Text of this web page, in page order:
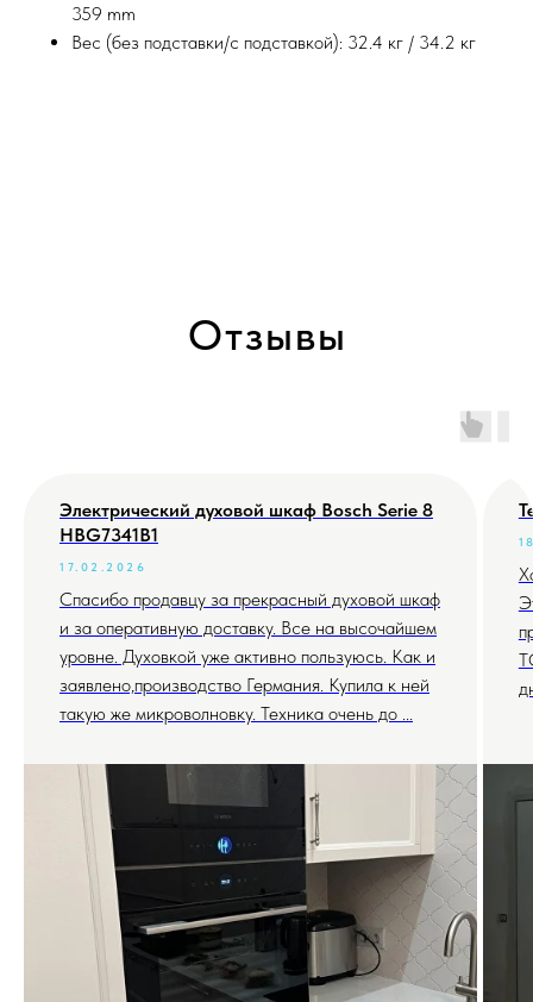
359 mm
Вес (без подставки/с подставкой): 32.4 кг / 34.2 кг
Отзывы
Электрический духовой шкаф Bosch Serie 8
HBG7341B1
17.02.2026
Спасибо продавцу за прекрасный духовой шкаф
и за оперативную доставку. Все на высочайшем
уровне. Духовкой уже активно пользуюсь. Как и
заявлено,производство Германия. Купила к ней
такую же микроволновку. Техника очень до ...